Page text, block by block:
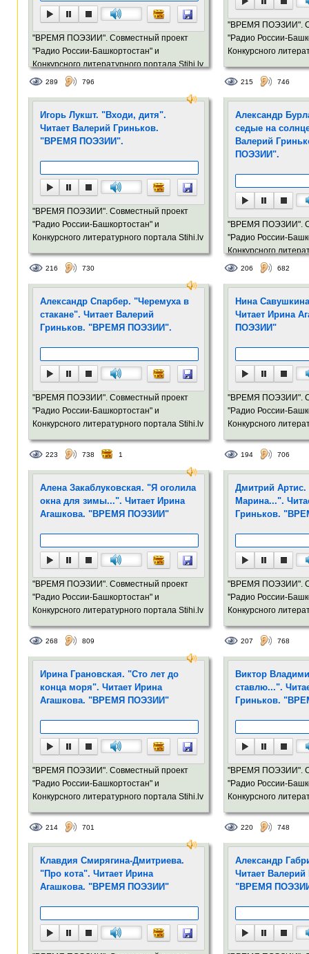
"ВРЕМЯ ПОЭЗИИ". Совместный проект
"Радио России-Башкортостан" и
Конкурсного литературного портала Stihi.lv
289 796
"ВРЕМЯ ПОЭЗИИ".
"Радио России-
Конкурсного
215 746
Игорь Лукшт. "Входи, дитя".
Читает Валерий Гриньков.
"ВРЕМЯ ПОЭЗИИ".
"ВРЕМЯ ПОЭЗИИ". Совместный проект
"Радио России-Башкортостан" и
Конкурсного литературного портала Stihi.lv
216 730
Александр
седые на
Валерий
ПОЭЗИИ".
"ВРЕМЯ ПОЭЗИИ".
"Радио России-
Конкурсного
206 682
Александр Спарбер. "Черемуха в
стакане". Читает Валерий
Гриньков. "ВРЕМЯ ПОЭЗИИ".
"ВРЕМЯ ПОЭЗИИ". Совместный проект
"Радио России-Башкортостан" и
Конкурсного литературного портала Stihi.lv
223 738 1
Нина
Читает Ирина
ПОЭЗИИ"
"ВРЕМЯ ПОЭЗИИ".
"Радио России-
Конкурсного
194 706
Алена Закаблуковская. "Я оголила
окна для зимы...". Читает Ирина
Агашкова. "ВРЕМЯ ПОЭЗИИ"
"ВРЕМЯ ПОЭЗИИ". Совместный проект
"Радио России-Башкортостан" и
Конкурсного литературного портала Stihi.lv
268 809
Дмитрий
Марина...".
Гриньков.
"ВРЕМЯ ПОЭЗИИ".
"Радио России-
Конкурсного
207 768
Ирина Грановская. "Сто лет до
конца моря". Читает Ирина
Агашкова. "ВРЕМЯ ПОЭЗИИ"
"ВРЕМЯ ПОЭЗИИ". Совместный проект
"Радио России-Башкортостан" и
Конкурсного литературного портала Stihi.lv
214 701
Виктор
ставлю...".
Гриньков.
"ВРЕМЯ ПОЭЗИИ".
"Радио России-
Конкурсного
220 748
Клавдия Смирягина-Дмитриева.
"Про кота". Читает Ирина
Агашкова. "ВРЕМЯ ПОЭЗИИ"
Александр
Читает Валерий
"ВРЕМЯ